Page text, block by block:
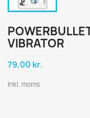
VIBRATOR
79,00 kr.
Inkl. moms